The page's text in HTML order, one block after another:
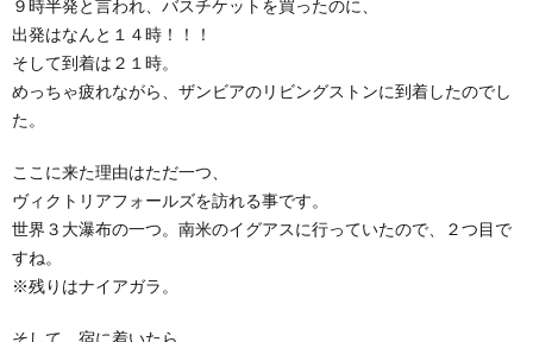
９時半発と言われ、バスチケットを買ったのに、
出発はなんと１４時！！！
そして到着は２１時。
めっちゃ疲れながら、ザンビアのリビングストンに到着したのでし
た。
ここに来た理由はただ一つ、
ヴィクトリアフォールズを訪れる事です。
世界３大瀑布の一つ。南米のイグアスに行っていたので、２つ目で
すね。
※残りはナイアガラ。
そして、宿に着いたら、